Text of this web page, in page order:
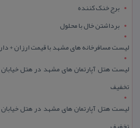
برج خنک کننده
برداشتن خال با محلول
لیست مسافرخانه های مشهد با قیمت ارزان + داری
تخفیف